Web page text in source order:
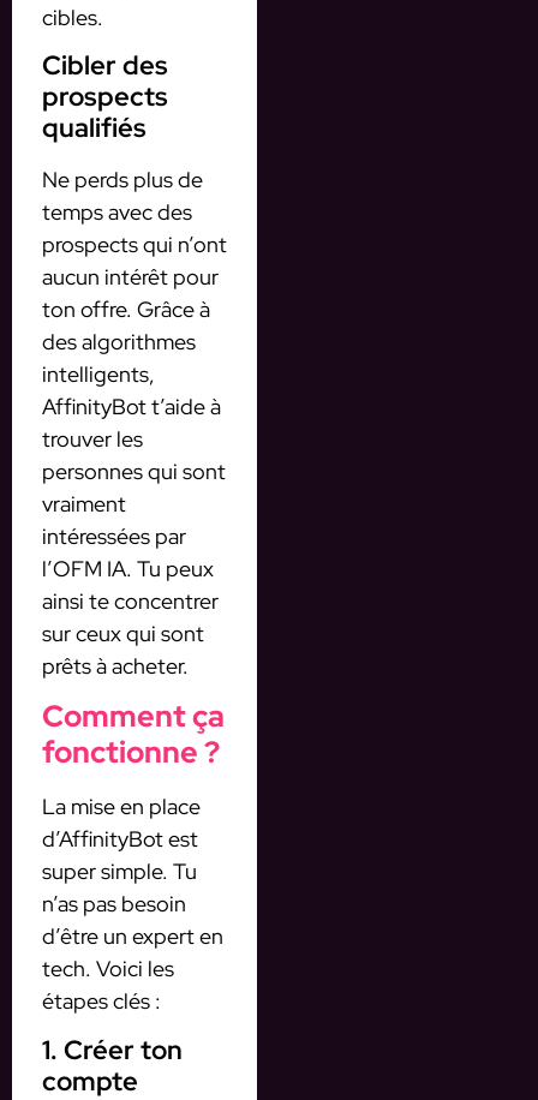
cibles.
Cibler des
prospects
qualifiés
Ne perds plus de
temps avec des
prospects qui n’ont
aucun intérêt pour
ton offre. Grâce à
des algorithmes
intelligents,
AffinityBot t’aide à
trouver les
personnes qui sont
vraiment
intéressées par
l’OFM IA. Tu peux
ainsi te concentrer
sur ceux qui sont
prêts à acheter.
Comment ça
fonctionne ?
La mise en place
d’AffinityBot est
super simple. Tu
n’as pas besoin
d’être un expert en
tech. Voici les
étapes clés :
1. Créer ton
compte